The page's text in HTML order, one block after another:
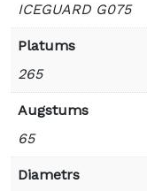
ICEGUARD G075
Platums
265
Augstums
65
Diametrs